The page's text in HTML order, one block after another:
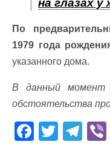
на глазах у
По
1979 года
указанного дома.
В данный момент
обстоятельства
F T T